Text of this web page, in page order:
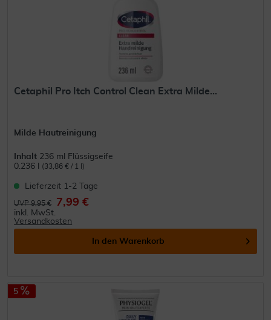
Cetaphil Pro Itch Control Clean Extra Milde...
Milde Hautreinigung
Inhalt 236 ml Flüssigseife
0.236 l
(33,86 € / 1 l)
Lieferzeit 1-2 Tage
UVP 9,95 € 7,99 €
inkl. MwSt.
Versandkosten
In den Warenkorb
5